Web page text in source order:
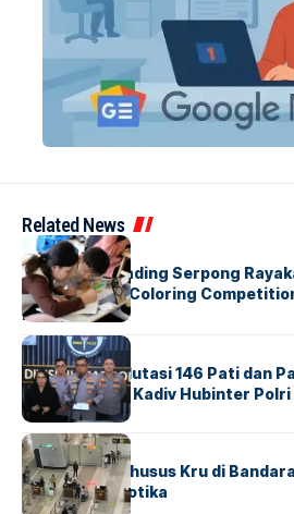
Related News
BERITAINDEX
Atria Hotel Gading Serpong
Lewat Family Coloring
Indonesia
BERITA
Mabes Polri Mutasi 146 Pati dan
Untung Jabat Kadiv Hubinter Polri
BANDARABERITA
Ketika Jalur Khusus Kru di
Sindikat Narkotika